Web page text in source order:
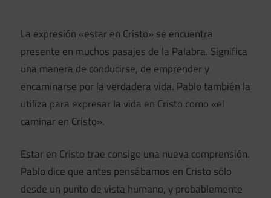
La expresión «estar en Cristo» se encuentra
presente en muchos pasajes de la Palabra. Significa
una manera de conducirse, de emprender y
encaminarse por la verdadera vida. Pablo también la
utiliza para expresar la vida en Cristo como «el
caminar en Cristo».
Estar en Cristo trae consigo una nueva comprensión.
Pablo dice que antes pensábamos en Cristo sólo
desde un punto de vista humano, y probablemente